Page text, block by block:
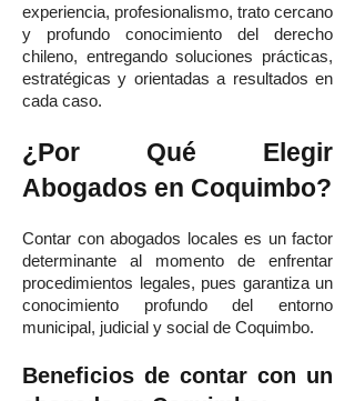
experiencia, profesionalismo, trato cercano
y profundo conocimiento del derecho
chileno, entregando soluciones prácticas,
estratégicas y orientadas a resultados en
cada caso.
¿Por Qué Elegir
Abogados en Coquimbo?
Contar con abogados locales es un factor
determinante al momento de enfrentar
procedimientos legales, pues garantiza un
conocimiento profundo del entorno
municipal, judicial y social de Coquimbo.
Beneficios de contar con un